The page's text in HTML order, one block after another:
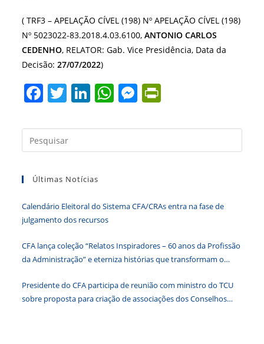
( TRF3 – APELAÇÃO CÍVEL (198) Nº APELAÇÃO CÍVEL (198)
Nº 5023022-83.2018.4.03.6100,ANTONIO CARLOS
CEDENHO, RELATOR: Gab. Vice Presidência, Data da
Decisão:27/07/2022)
F
c
e
o
o
k
T
itt
er
Li
k
e
n
W
at
s
p
M
ss
e
er
tF
ri
dl
a
Últimas Notícias
Calendário Eleitoral do Sistema CFA/CRAs entra na fase de
julgamento dos recursos
CFA lança coleção “Relatos Inspiradores – 60 anos da Profissão
da Administração” e eterniza histórias que transformam o
Presidente do CFA participa de reunião com ministro do TCU
sobre proposta para criação de associações dos Conselhos